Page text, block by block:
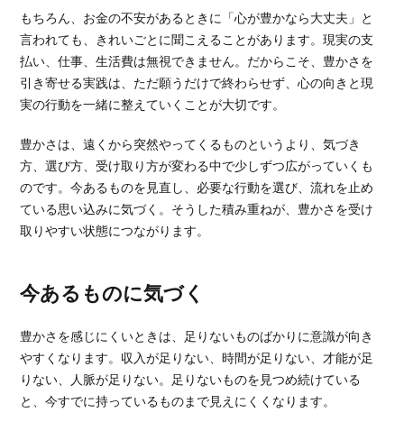
もちろん、お金の不安があるときに「心が豊かなら大丈夫」と
言われても、きれいごとに聞こえることがあります。現実の支
払い、仕事、生活費は無視できません。だからこそ、豊かさを
引き寄せる実践は、ただ願うだけで終わらせず、心の向きと現
実の行動を一緒に整えていくことが大切です。
豊かさは、遠くから突然やってくるものというより、気づき
方、選び方、受け取り方が変わる中で少しずつ広がっていくも
のです。今あるものを見直し、必要な行動を選び、流れを止め
ている思い込みに気づく。そうした積み重ねが、豊かさを受け
取りやすい状態につながります。
今あるものに気づく
豊かさを感じにくいときは、足りないものばかりに意識が向き
やすくなります。収入が足りない、時間が足りない、才能が足
りない、人脈が足りない。足りないものを見つめ続けている
と、今すでに持っているものまで見えにくくなります。